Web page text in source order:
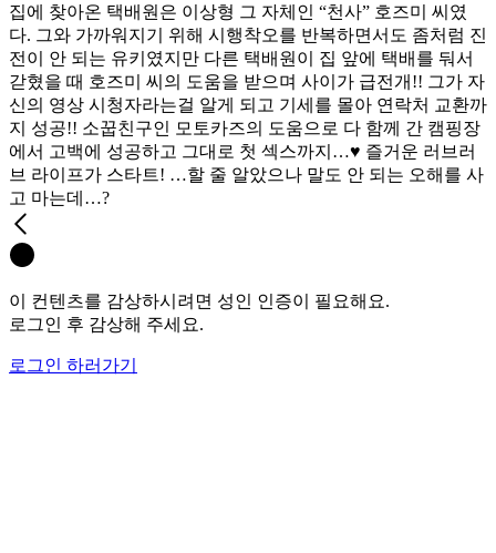
집에 찾아온 택배원은 이상형 그 자체인 “천사” 호즈미 씨였
다. 그와 가까워지기 위해 시행착오를 반복하면서도 좀처럼 진
전이 안 되는 유키였지만 다른 택배원이 집 앞에 택배를 둬서
갇혔을 때 호즈미 씨의 도움을 받으며 사이가 급전개!! 그가 자
신의 영상 시청자라는걸 알게 되고 기세를 몰아 연락처 교환까
지 성공!! 소꿉친구인 모토카즈의 도움으로 다 함께 간 캠핑장
에서 고백에 성공하고 그대로 첫 섹스까지…♥ 즐거운 러브러
브 라이프가 스타트! …할 줄 알았으나 말도 안 되는 오해를 사
고 마는데…?
이 컨텐츠를 감상하시려면 성인 인증이 필요해요.
로그인 후 감상해 주세요.
로그인 하러가기